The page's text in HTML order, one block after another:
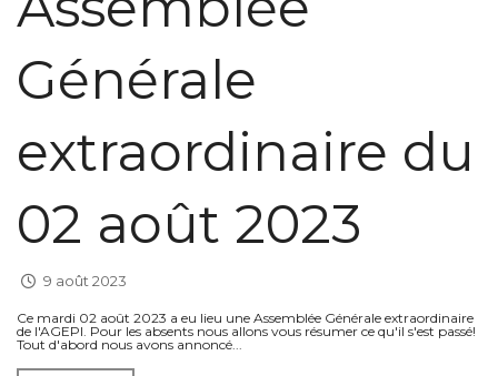
Générale
extraordinaire du
02 août 2023
9 août 2023
Ce mardi 02 août 2023 a eu lieu une Assemblée Générale extraordinaire
de l'AGEPI. Pour les absents nous allons vous résumer ce qu'il s'est passé!
Tout d'abord nous avons annoncé...